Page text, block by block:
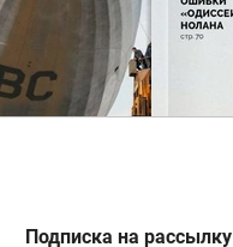
Подписка на рассылку